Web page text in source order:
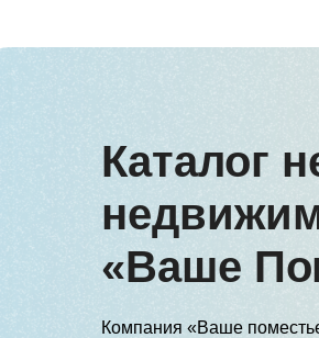
Компания «Ваше
Каталог
«Ваше